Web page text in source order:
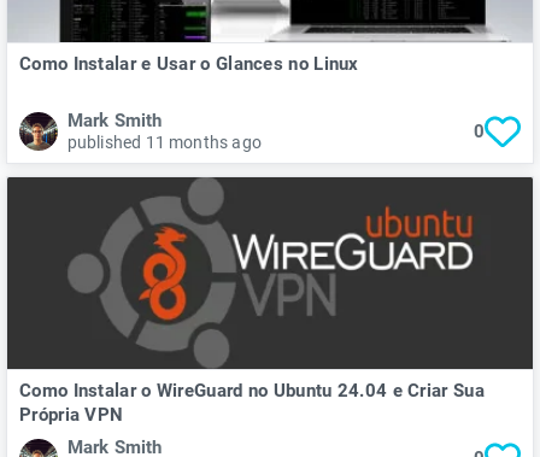
Como Instalar e Usar o Glances no Linux
Mark Smith
published 11 months ago
0
Como Instalar o WireGuard no Ubuntu 24.04 e Criar Sua
Própria VPN
Mark Smith